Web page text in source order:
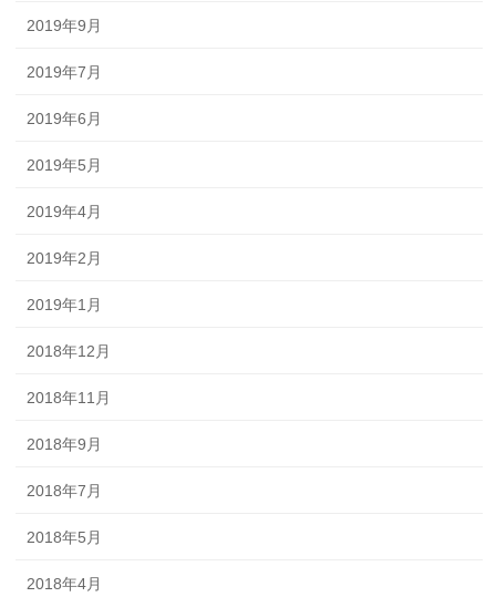
2019年9月
2019年7月
2019年6月
2019年5月
2019年4月
2019年2月
2019年1月
2018年12月
2018年11月
2018年9月
2018年7月
2018年5月
2018年4月